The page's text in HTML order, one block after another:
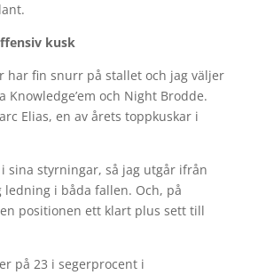
kusk
har fin snurr på stallet och jag väljer
Knowledge’em och Night Brodde.
Elias, en av årets toppkuskar i
sina styrningar, så jag utgår ifrån
i båda fallen. Och, på
positionen ett klart plus sett till
på 23 i segerprocent i